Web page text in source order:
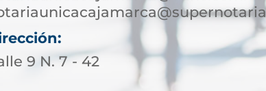
9 N. 7 - 42